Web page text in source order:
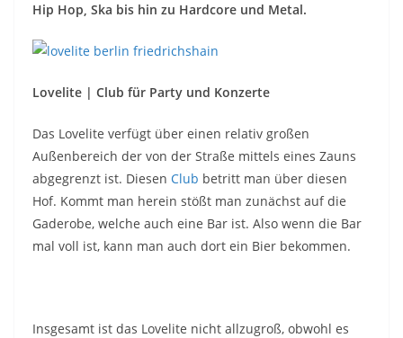
Hip Hop, Ska bis hin zu Hardcore und Metal.
Lovelite | Club für Party und Konzerte
Das Lovelite verfügt über einen relativ großen
Außenbereich der von der Straße mittels eines Zauns
abgegrenzt ist. Diesen Club betritt man über diesen
Hof. Kommt man herein stößt man zunächst auf die
Gaderobe, welche auch eine Bar ist. Also wenn die Bar
mal voll ist, kann man auch dort ein Bier bekommen.
Insgesamt ist das Lovelite nicht allzugroß, obwohl es